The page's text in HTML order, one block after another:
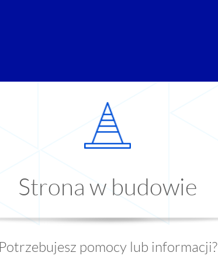
Strona w budowie
Potrzebujesz pomocy lub informacji?